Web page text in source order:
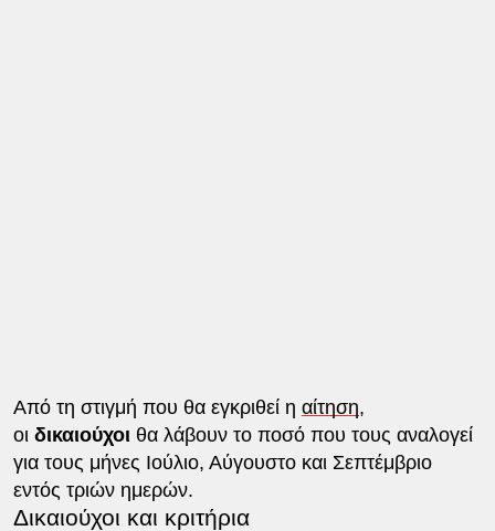
Από τη στιγμή που θα εγκριθεί η αίτηση,
οι δικαιούχοι θα λάβουν το ποσό που τους αναλογεί
για τους μήνες Ιούλιο, Αύγουστο και Σεπτέμβριο
εντός τριών ημερών.
Δικαιούχοι και κριτήρια